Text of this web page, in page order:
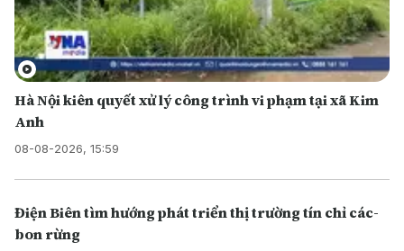
Hà Nội kiên quyết xử lý công trình vi phạm tại xã Kim
Anh
08-08-2026, 15:59
Điện Biên tìm hướng phát triển thị trường tín chỉ các-
bon rừng